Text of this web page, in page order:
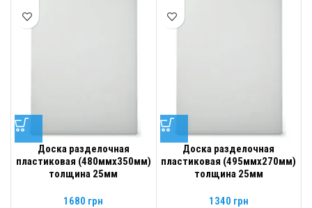
Доска разделочная
пластиковая (480ммх350мм)
толщина 25мм
1680 грн
Доска разделочная
пластиковая (495ммх270мм)
толщина 25мм
1340 грн